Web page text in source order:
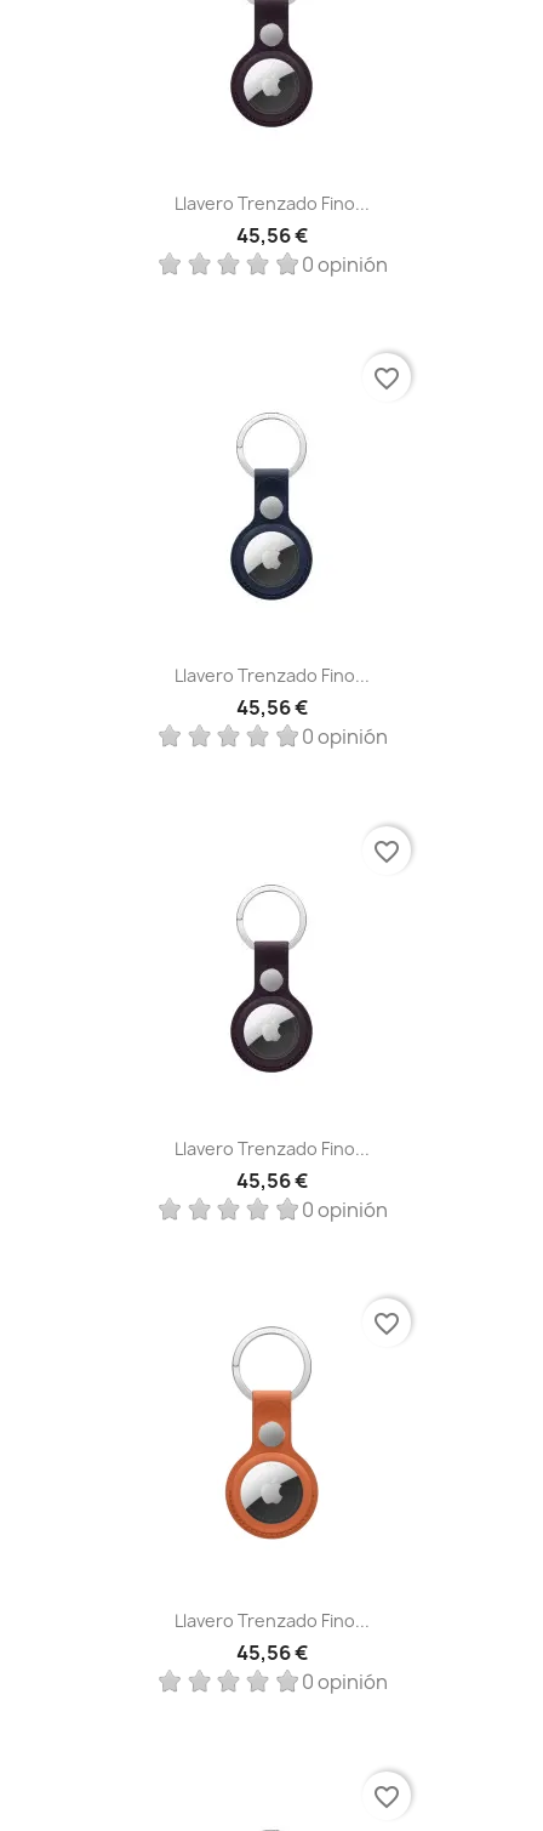
Llavero Trenzado Fino...
45,56 €
0 opinión
Llavero Trenzado Fino...
45,56 €
0 opinión
favorite_border
Llavero Trenzado Fino...
45,56 €
0 opinión
favorite_border
Llavero Trenzado Fino...
45,56 €
0 opinión
favorite_border
favorite_border